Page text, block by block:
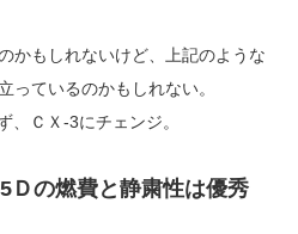
かもしれないけど、上記のような
っているのかもしれない。
、ＣＸ-3にチェンジ。
Ｄの燃費と静粛性は優秀